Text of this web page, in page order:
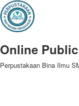
Online
Perpustakaan Bina Ilmu